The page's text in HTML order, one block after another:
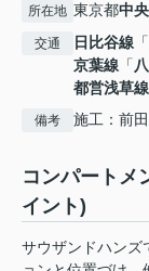
所在地 東京都中
交通 日比谷線 「
京葉線 「
都営浅草線
備考 施工：前
コンパートメ
イント)
サウザンドハンズ